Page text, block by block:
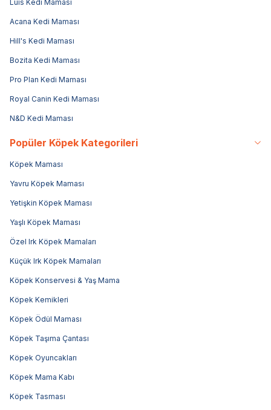
Luis Kedi Maması
Acana Kedi Maması
Hill's Kedi Maması
Bozita Kedi Maması
Pro Plan Kedi Maması
Royal Canin Kedi Maması
N&D Kedi Maması
Popüler Köpek Kategorileri
Köpek Maması
Yavru Köpek Maması
Yetişkin Köpek Maması
Yaşlı Köpek Maması
Özel Irk Köpek Mamaları
Küçük Irk Köpek Mamaları
Köpek Konservesi & Yaş Mama
Köpek Kemikleri
Köpek Ödül Maması
Köpek Taşıma Çantası
Köpek Oyuncakları
Köpek Mama Kabı
Köpek Tasması